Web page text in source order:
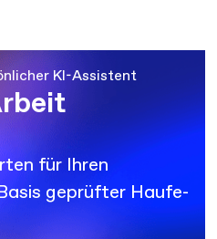
KI-Assistent
für Ihren
geprüfter Haufe-